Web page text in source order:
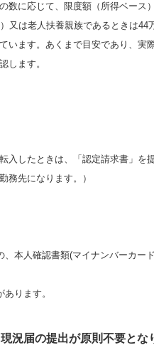
数に応じて、限度額（所得ベース
又は老人扶養親族であるときは44
います。あくまで目安であり、実
します。
したときは、「認定請求書」を
務先になります。）
本人確認書類(マイナンバーカー
ります。
況届の提出が原則不要とな